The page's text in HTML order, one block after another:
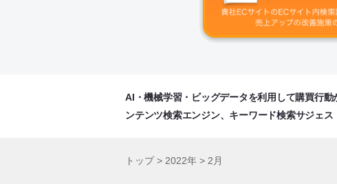
AI・機械学習・ビッグデータを利用して購買行
ンテンツ検索エンジン、キーワード検索サジェ
トップ> 2022年 > 2月